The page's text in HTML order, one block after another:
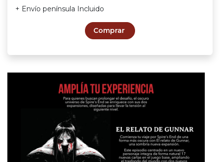
+ Envío península Incluido
Comprar